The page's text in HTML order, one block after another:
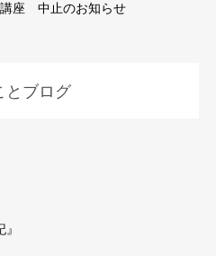
講座 中止のお知らせ
とブログ